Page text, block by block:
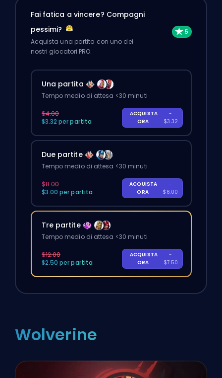
Fai fatica a vincere? Compagni
pessimi?
Acquista una partita con uno dei
nostri giocatori PRO.
Una partita
Tempo medio di attesa <30 minuti
$4.00
$3.32 per partita
ACQUISTA
ORA
-
$3.32
Due partite
Tempo medio di attesa <30 minuti
$8.00
$3.00 per partita
ACQUISTA
ORA
-
$6.00
Tre partite
Tempo medio di attesa <30 minuti
$12.00
$2.50 per partita
ACQUISTA
ORA
-
$7.50
Wolverine